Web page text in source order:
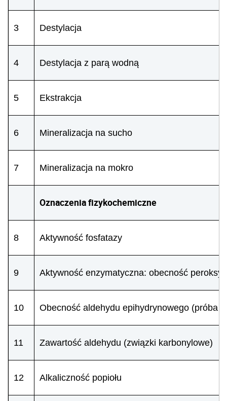
3 Destylacja
4 Destylacja z parą wodną
5 Ekstrakcja
6 Mineralizacja na sucho
7 Mineralizacja na mokro
Oznaczenia fizykochemiczne
8 Aktywność fosfatazy
9 Aktywność enzymatyczna: obecność
10 Obecność aldehydu epihydrynowego (próba
11 Zawartość aldehydu (związki karbonylowe)
12 Alkaliczność popiołu